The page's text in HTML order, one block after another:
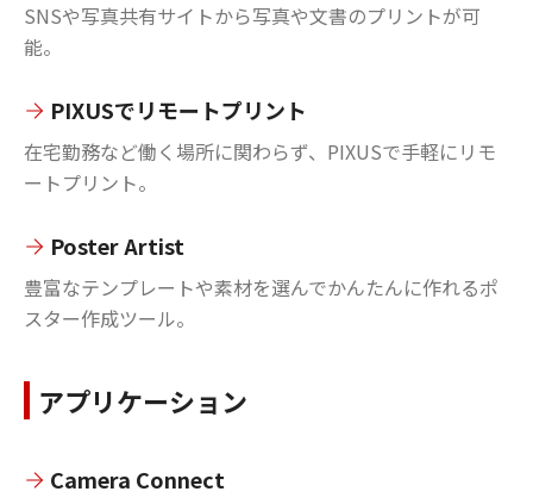
SNSや写真共有サイトから写真や文書のプリントが可
能。
PIXUSでリモートプリント
在宅勤務など働く場所に関わらず、PIXUSで手軽にリモ
ートプリント。
Poster Artist
豊富なテンプレートや素材を選んでかんたんに作れるポ
スター作成ツール。
アプリケーション
Camera Connect